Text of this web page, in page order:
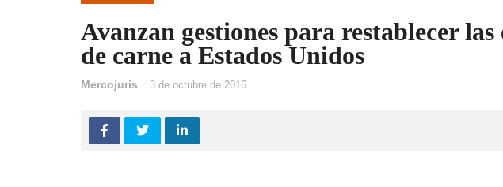
Avanzan gestiones para restablecer
de carne a Estados Unidos
Mercojuris 3 de octubre de 2016